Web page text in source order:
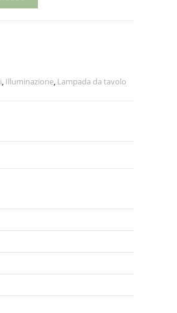
, Illuminazione, Lampada da tavolo